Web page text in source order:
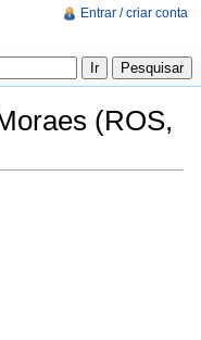
(ROS,
Entrar / criar conta